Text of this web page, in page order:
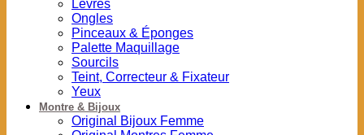
Lèvres
Ongles
Pinceaux & Éponges
Palette Maquillage
Sourcils
Teint, Correcteur & Fixateur
Yeux
Montre & Bijoux
Original Bijoux Femme